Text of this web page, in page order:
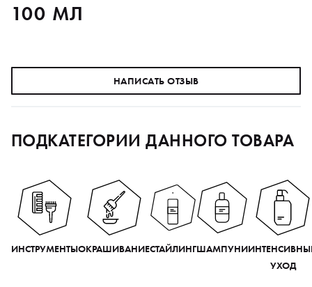
100 МЛ
НАПИСАТЬ ОТЗЫВ
ПОДКАТЕГОРИИ ДАННОГО ТОВАРА
ИНСТРУМЕНТЫОКРАШИВАНИЕСТАЙЛИНГШАМПУНИ
УХОД